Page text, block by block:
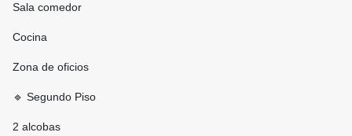
Sala comedor
Cocina
Zona de oficios
🔹 Segundo Piso
2 alcobas